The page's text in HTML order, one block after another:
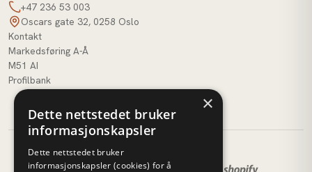
+47 236 53 003
Oscars gate 32, 0258 Oslo
Kontakt
Markedsføring A-Å
M51 AI
Profilbank
×
Dette nettstedet bruker
informasjonskapsler
Dette nettstedet bruker
informasjonskapsler (cookies) for å